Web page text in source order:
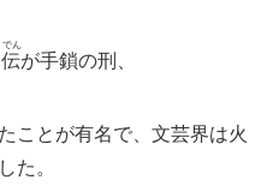
でん
が手鎖の刑、
ことが有名で、文芸界は火
た。